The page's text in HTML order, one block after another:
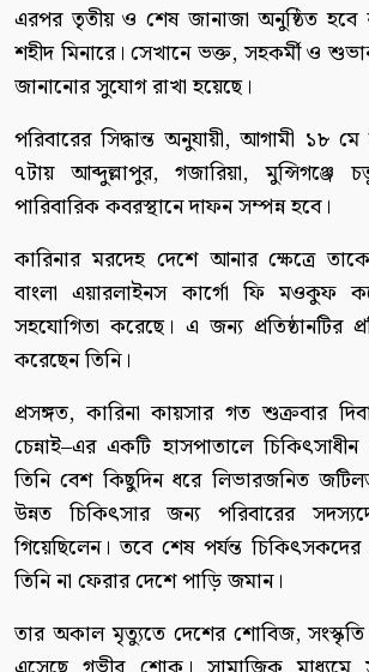
এরপর তৃতীয় ও শেষ জানাজা অনুষ্ঠিত হবে
শহীদ মিনারে। সেখানে ভক্ত, সহকর্মী ও
জানানোর সুযোগ রাখা হয়েছে।
পরিবারের সিদ্ধান্ত অনুযায়ী, আগামী ১৮
৭টায় আব্দুল্লাপুর, গজারিয়া, মুন্সিগঞ্জে
পারিবারিক কবরস্থানে দাফন সম্পন্ন হবে।
কারিনার মরদেহ দেশে আনার ক্ষেত্রে
বাংলা এয়ারলাইনস কার্গো ফি মওকুফ
সহযোগিতা করেছে। এ জন্য প্রতিষ্ঠানটির
করেছেন তিনি।
প্রসঙ্গত, কারিনা কায়সার গত শুক্রবার
চেন্নাই–এর একটি হাসপাতালে
তিনি বেশ কিছুদিন ধরে লিভারজনিত
উন্নত চিকিৎসার জন্য পরিবারের
গিয়েছিলেন। তবে শেষ পর্যন্ত চিকিৎসকদের
তিনি না ফেরার দেশে পাড়ি জমান।
তার অকাল মৃত্যুতে দেশের শোবিজ, সংস্কৃতি